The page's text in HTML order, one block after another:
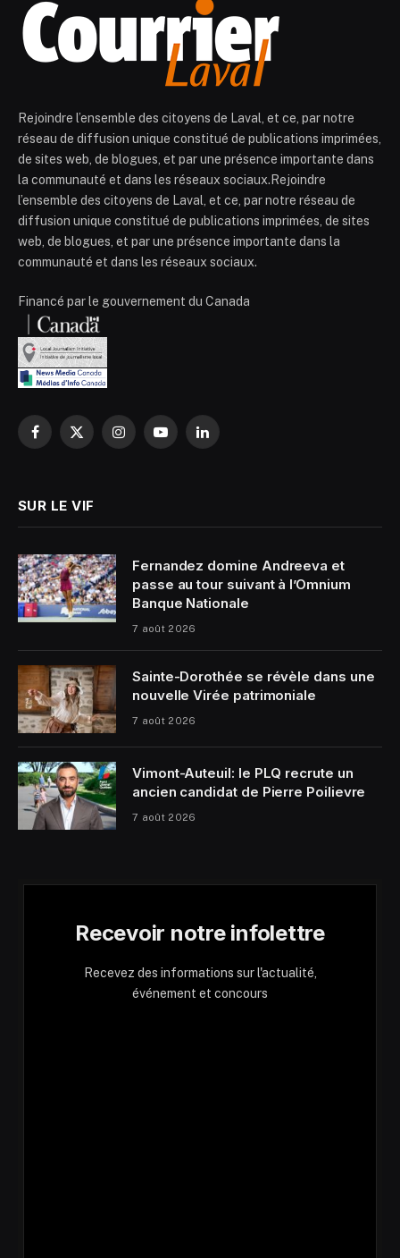
Rejoindre l’ensemble des citoyens de Laval, et ce, par notre
réseau de diffusion unique constitué de publications imprimées,
de sites web, de blogues, et par une présence importante dans
la communauté et dans les réseaux sociaux.Rejoindre
l’ensemble des citoyens de Laval, et ce, par notre réseau de
diffusion unique constitué de publications imprimées, de sites
web, de blogues, et par une présence importante dans la
communauté et dans les réseaux sociaux.
Financé par le gouvernement du Canada
Facebook
X
InstagramYouTubeLinkedIn
SUR LE VIF
Fernandez domine Andreeva et
passe au tour suivant à l’Omnium
Banque Nationale
7 août 2026
Sainte-Dorothée se révèle dans une
nouvelle Virée patrimoniale
7 août 2026
Vimont-Auteuil: le PLQ recrute un
ancien candidat de Pierre Poilievre
7 août 2026
Recevoir notre infolettre
Recevez des informations sur l'actualité,
événement et concours